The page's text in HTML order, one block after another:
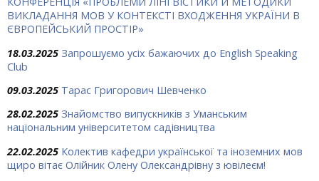
ВИКЛАДАННЯ МОВ У КОНТЕКСТІ ВХОДЖЕННЯ УКРАЇНИ В
ЄВРОПЕЙСЬКИЙ ПРОСТІР»
18.03.2025 Запрошуємо усіх бажаючих до English Speaking
Club
09.03.2025 Тарас Григорович Шевченко
28.02.2025 Знайомство випускників з Уманським
національним університетом садівництва
22.02.2025 Колектив кафедри української та іноземних мов
щиро вітає Олійник Олену Олександрівну з ювілеєм!